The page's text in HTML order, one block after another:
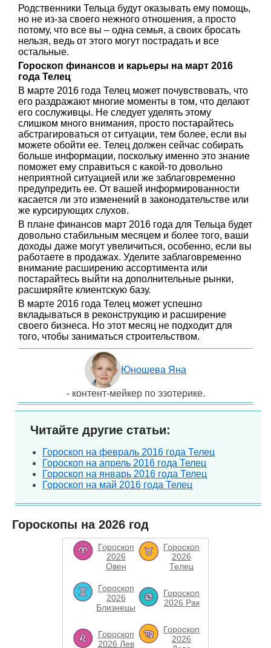
Родственники Тельца будут оказывать ему помощь,
но не из-за своего нежного отношения, а просто
потому, что все вы – одна семья, а своих бросать
нельзя, ведь от этого могут пострадать и все
остальные.
Гороскоп финансов и карьеры на март 2016
года Телец
В марте 2016 года Телец может почувствовать, что
его раздражают многие моменты в том, что делают
его сослуживцы. Не следует уделять этому
слишком много внимания, просто постарайтесь
абстрагироваться от ситуации, тем более, если вы
можете обойти ее. Телец должен сейчас собирать
больше информации, поскольку именно это знание
поможет ему справиться с какой-то довольно
неприятной ситуацией или же заблаговременно
предупредить ее. От вашей информированности
касается ли это изменений в законодательстве или
же курсирующих слухов.
В плане финансов март 2016 года для Тельца будет
довольно стабильным месяцем и более того, ваши
доходы даже могут увеличиться, особенно, если вы
работаете в продажах. Уделите заблаговременно
внимание расширению ассортимента или
постарайтесь выйти на дополнительные рынки,
расширяйте клиентскую базу.
В марте 2016 года Телец может успешно
вкладываться в реконструкцию и расширение
своего бизнеса. Но этот месяц не подходит для
того, чтобы заниматься строительством.
Юношева Яна
- контент-мейкер по эзотерике.
Читайте другие статьи:
Гороскоп на февраль 2016 года Телец
Гороскоп на апрель 2016 года Телец
Гороскоп на январь 2016 года Телец
Гороскоп на май 2016 года Телец
Гороскопы на 2026 год
Гороскоп
2026
Овен
Гороскоп
2026
Телец
Гороскоп
2026
Близнецы
Гороскоп
2026 Рак
Гороскоп
2026 Лев
Гороскоп
2026